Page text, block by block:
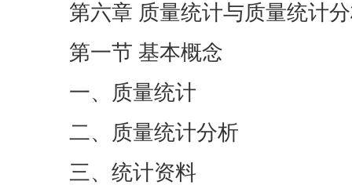
第六章 质量统计与质量统计
第一节 基本概念
一、质量统计
二、质量统计分析
三、统计资料